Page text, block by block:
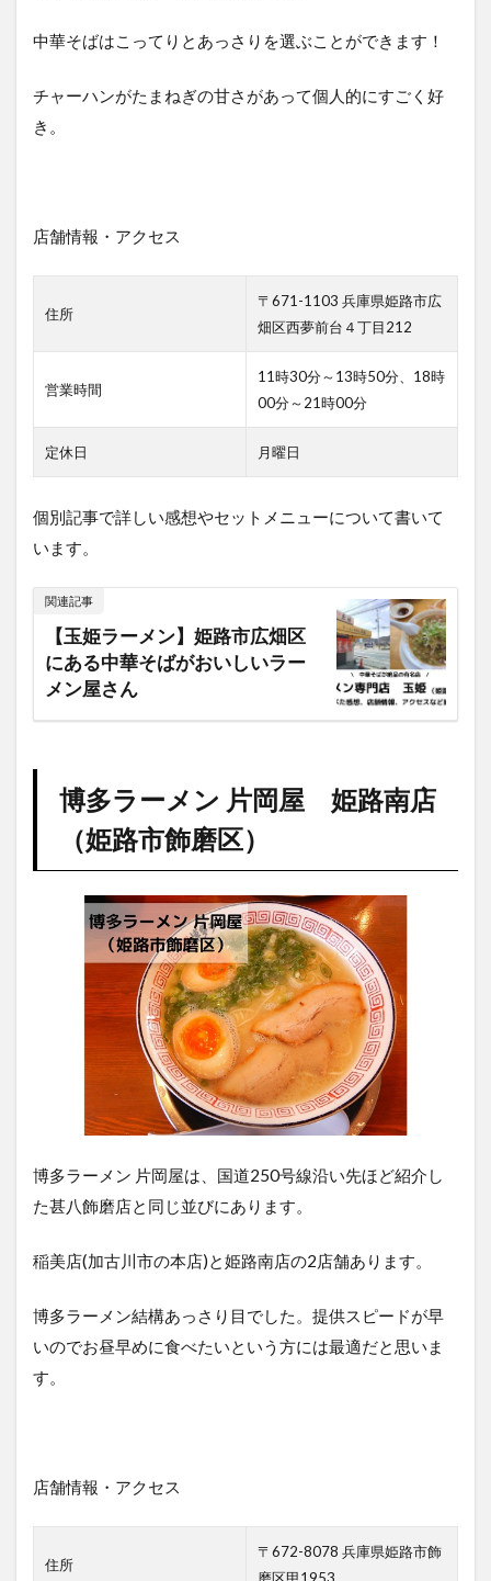
中華そばはこってりとあっさりを選ぶことができます！
チャーハンがたまねぎの甘さがあって個人的にすごく好
き。
店舗情報・アクセス
住所
〒671-1103 兵庫県姫路市広
畑区西夢前台４丁目212
営業時間
11時30分～13時50分、18時
00分～21時00分
定休日 月曜日
個別記事で詳しい感想やセットメニューについて書いて
います。
関連記事
【玉姫ラーメン】姫路市広畑区
にある中華そばがおいしいラー
メン屋さん
博多ラーメン 片岡屋 姫路南店
（姫路市飾磨区）
博多ラーメン 片岡屋は、国道250号線沿い先ほど紹介し
た甚八飾磨店と同じ並びにあります。
稲美店(加古川市の本店)と姫路南店の2店舗あります。
博多ラーメン結構あっさり目でした。提供スピードが早
いのでお昼早めに食べたいという方には最適だと思いま
す。
店舗情報・アクセス
住所
〒672-8078 兵庫県姫路市飾
磨区甲1953